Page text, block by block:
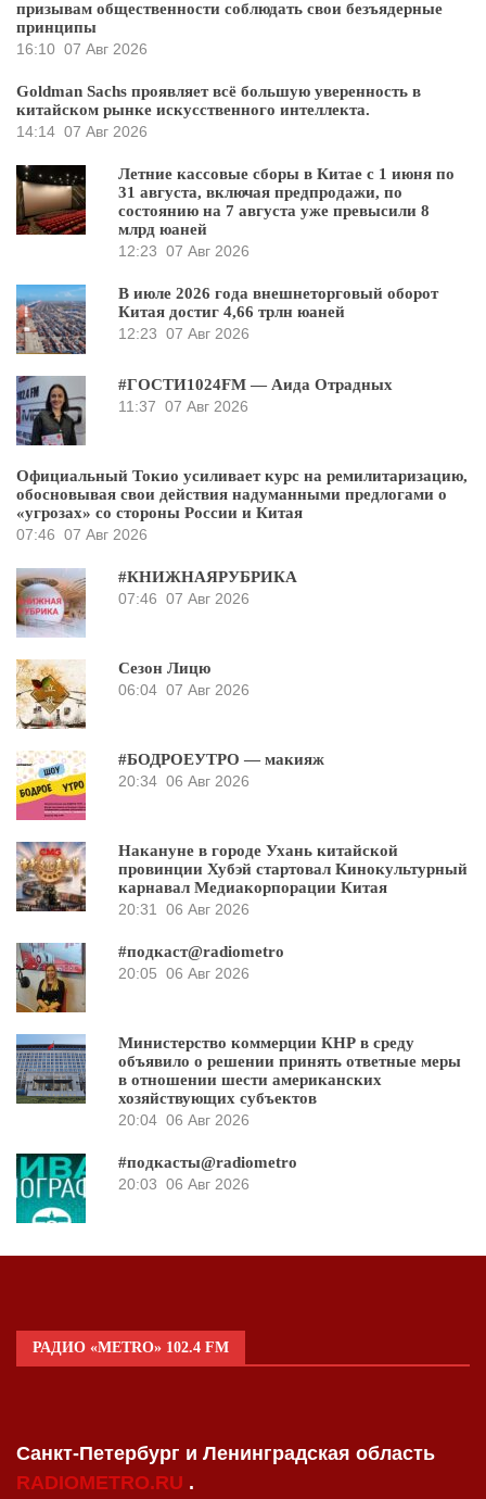
призывам общественности соблюдать свои безъядерные
принципы
16:10 07 Авг 2026
Goldman Sachs проявляет всё большую уверенность в
китайском рынке искусственного интеллекта.
14:14 07 Авг 2026
Летние кассовые сборы в Китае с 1 июня по
31 августа, включая предпродажи, по
состоянию на 7 августа уже превысили 8
млрд юаней
12:23 07 Авг 2026
В июле 2026 года внешнеторговый оборот
Китая достиг 4,66 трлн юаней
12:23 07 Авг 2026
#ГОСТИ1024FM — Аида Отрадных
11:37 07 Авг 2026
Официальный Токио усиливает курс на ремилитаризацию,
обосновывая свои действия надуманными предлогами о
«угрозах» со стороны России и Китая
07:46 07 Авг 2026
#КНИЖНАЯРУБРИКА
07:46 07 Авг 2026
Сезон Лицю
06:04 07 Авг 2026
#БОДРОЕУТРО — макияж
20:34 06 Авг 2026
Накануне в городе Ухань китайской
провинции Хубэй стартовал Кинокультурный
карнавал Медиакорпорации Китая
20:31
06 Авг 2026
#подкаст@radiometro
20:05 06 Авг 2026
Министерство коммерции КНР в среду
объявило о решении принять ответные меры
в отношении шести американских
хозяйствующих субъектов
20:04 06 Авг 2026
#подкасты@radiometro
20:03 06 Авг 2026
РАДИО «METRO» 102.4 FM
Санкт-Петербург и Ленинградская область
RADIOMETRO.RU .